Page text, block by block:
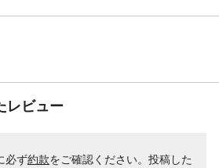
レビュー
必ず約款をご確認ください。投稿した